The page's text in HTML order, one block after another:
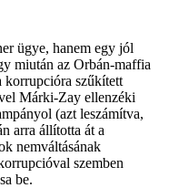
ügye, hanem egy jól
miután az Orbán-maffia
korrupcióra szűkített
Márki-Zay ellenzéki
(azt leszámítva,
arra állította át a
nemváltásának
szemben
be.